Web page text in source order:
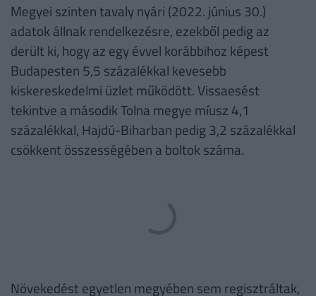
Megyei szinten tavaly nyári (2022. június 30.)
adatok állnak rendelkezésre, ezekből pedig az
derült ki, hogy az egy évvel korábbihoz képest
Budapesten 5,5 százalékkal kevesebb
kiskereskedelmi üzlet működött. Vissaesést
tekintve a második Tolna megye míusz 4,1
százalékkal, Hajdú-Biharban pedig 3,2 százalékkal
csökkent összességében a boltok száma.
Növekedést egyetlen megyében sem regisztráltak,